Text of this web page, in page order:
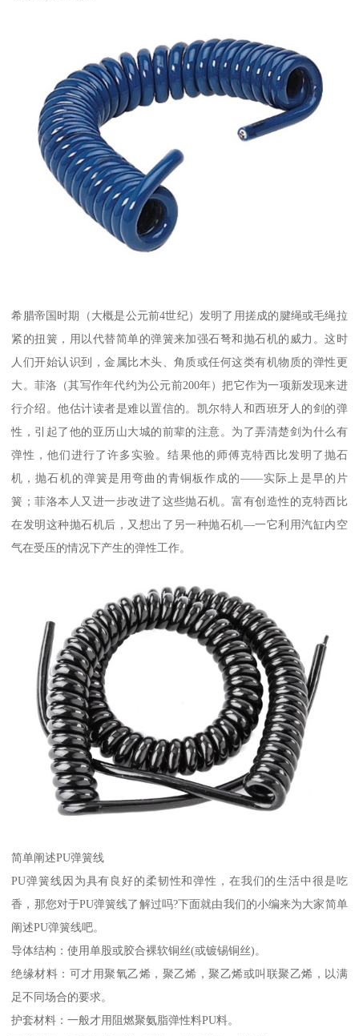
希腊帝国时期（大概是公元前4世纪）发明了用搓成的腱绳或毛绳拉
紧的扭簧，用以代替简单的弹簧来加强石弩和抛石机的威力。这时
人们开始认识到，金属比木头、角质或任何这类有机物质的弹性更
大。菲洛（其写作年代约为公元前200年）把它作为一项新发现来进
行介绍。他估计读者是难以置信的。凯尔特人和西班牙人的剑的弹
性，引起了他的亚历山大城的前辈的注意。为了弄清楚剑为什么有
弹性，他们进行了许多实验。结果他的师傅克特西比发明了抛石
机，抛石机的弹簧是用弯曲的青铜板作成的——实际上是早的片
簧；菲洛本人又进一步改进了这些抛石机。富有创造性的克特西比
在发明这种抛石机后，又想出了另一种抛石机—一它利用汽缸内空
气在受压的情况下产生的弹性工作。
简单阐述PU弹簧线
PU弹簧线因为具有良好的柔韧性和弹性，在我们的生活中很是吃
香，那您对于PU弹簧线了解过吗?下面就由我们的小编来为大家简单
阐述PU弹簧线吧。
导体结构：使用单股或胶合裸软铜丝(或镀锡铜丝)。
绝缘材料：可才用聚氧乙烯，聚乙烯，聚乙烯或叫联聚乙烯，以满
足不同场合的要求。
护套材料：一般才用阻燃聚氨脂弹性料PU料。